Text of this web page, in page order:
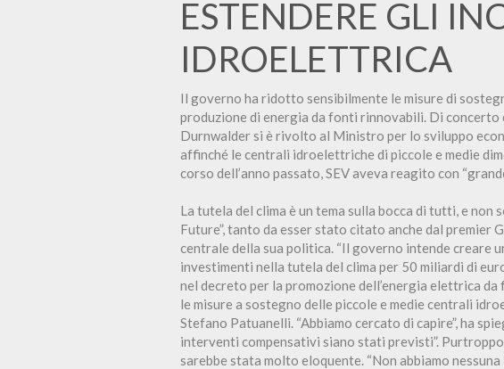
ESTENDERE GLI
IDROELETTRICA
Il governo ha ridotto sensibilmente le misure di
produzione di energia da fonti rinnovabili. Di concerto
Durnwalder si è rivolto al Ministro per lo sviluppo
affinché le centrali idroelettriche di piccole e medie
corso dell’anno passato, SEV aveva reagito con
La tutela del clima è un tema sulla bocca di tutti, e
Future”, tanto da esser stato citato anche dal premier
centrale della sua politica. “Il governo intende creare
investimenti nella tutela del clima per 50 miliardi di
nel decreto per la promozione dell’energia elettrica
le misure a sostegno delle piccole e medie centrali
Stefano Patuanelli. “Abbiamo cercato di capire”, ha
interventi compensativi siano stati previsti”.
sarebbe stata molto eloquente. “Non abbiamo